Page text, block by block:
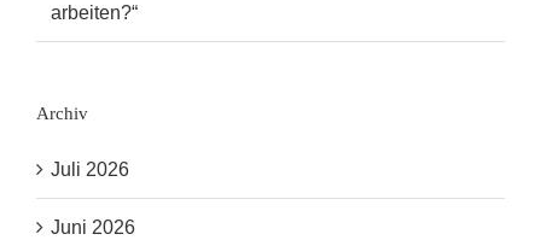
arbeiten?“
Archiv
Juli 2026
Juni 2026